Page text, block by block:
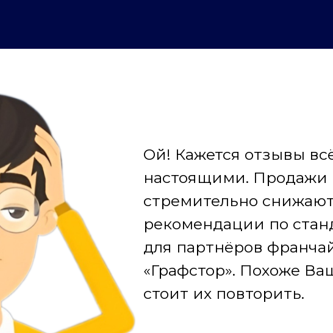
Ой! Кажется отзывы
настоящими. Продажи
стремительно
рекомендации по
для партнёров
«Графстор». Похоже
стоит их повторить.